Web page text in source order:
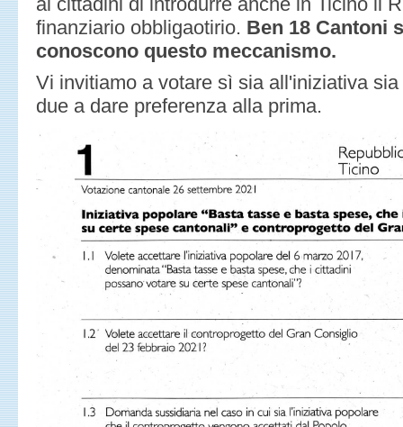
finanziario obbligaotirio. Ben 18 Cantoni
conoscono questo meccanismo.
Vi invitiamo a votare sì sia all'iniziativa
due a dare preferenza alla prima.